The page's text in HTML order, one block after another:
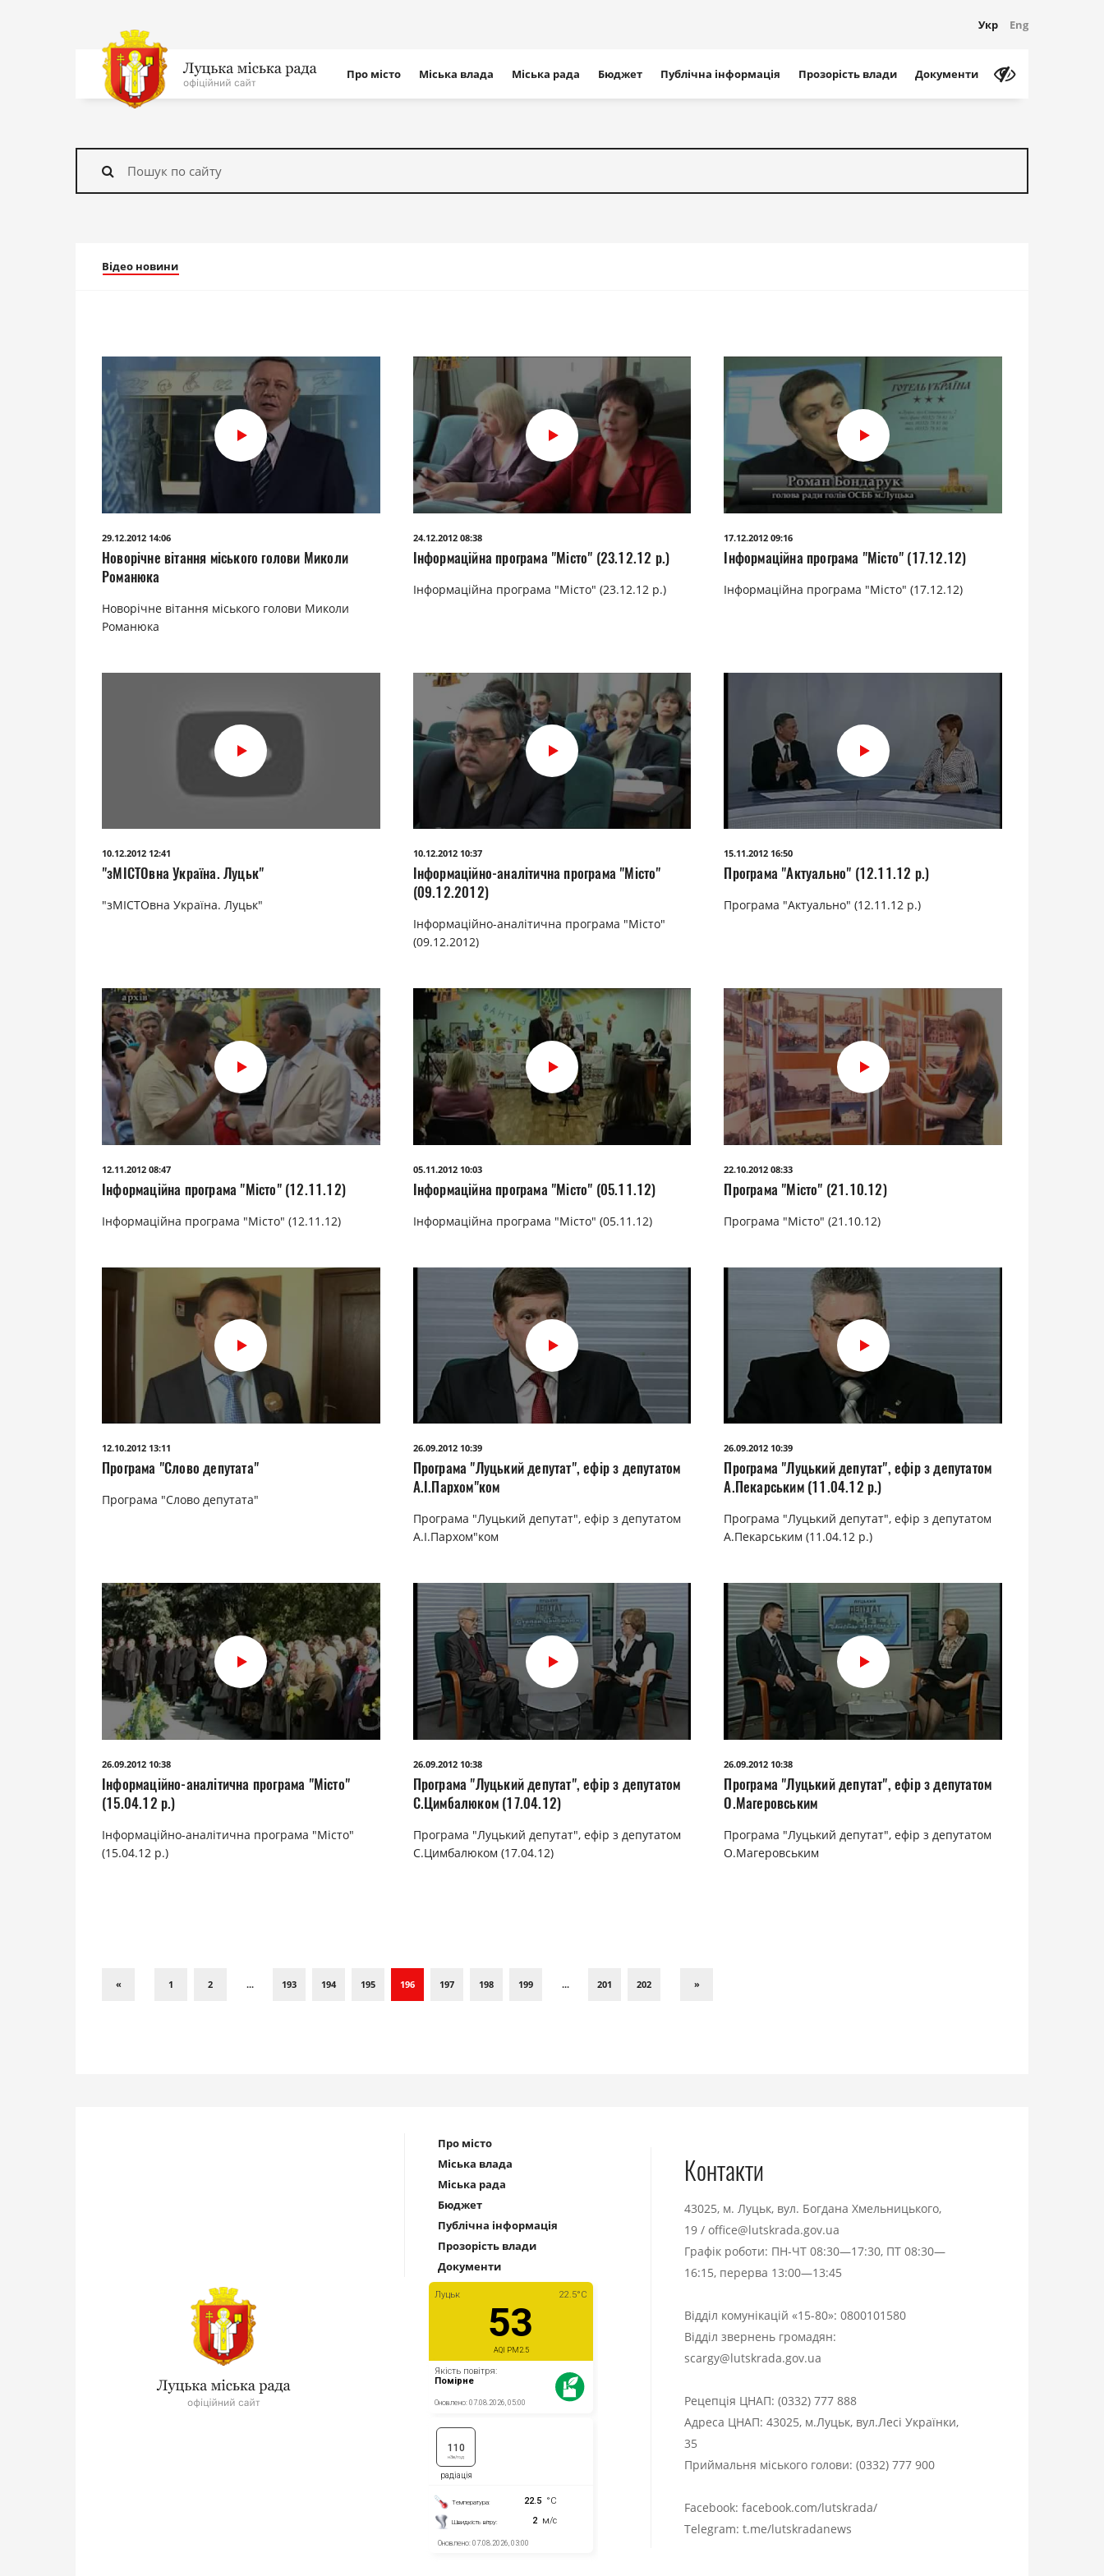
Укр Eng
На
головну
сайту
Про місто Міська влада Міська рада Бюджет Публічна інформація Прозорість влади Документи
Знайти
Відео новини
29.12.2012 14:06
Новорічне вітання міського голови Миколи
Романюка
Новорічне вітання міського голови Миколи
Романюка
24.12.2012 08:38
Інформаційна програма "Місто" (23.12.12 р.)
Інформаційна програма "Місто" (23.12.12 р.)
17.12.2012 09:16
Інформаційна програма "Місто" (17.12.12)
Інформаційна програма "Місто" (17.12.12)
10.12.2012 12:41
"зМІСТОвна Україна. Луцьк"
"зМІСТОвна Україна. Луцьк"
10.12.2012 10:37
Інформаційно-аналітична програма "Місто"
(09.12.2012)
Інформаційно-аналітична програма "Місто"
(09.12.2012)
15.11.2012 16:50
Програма "Актуально" (12.11.12 р.)
Програма "Актуально" (12.11.12 р.)
12.11.2012 08:47
Інформаційна програма "Місто" (12.11.12)
Інформаційна програма "Місто" (12.11.12)
05.11.2012 10:03
Інформаційна програма "Місто" (05.11.12)
Інформаційна програма "Місто" (05.11.12)
22.10.2012 08:33
Програма "Місто" (21.10.12)
Програма "Місто" (21.10.12)
12.10.2012 13:11
Програма "Слово депутата"
Програма "Слово депутата"
26.09.2012 10:39
Програма "Луцький депутат", ефір з депутатом
А.І.Пархом"ком
Програма "Луцький депутат", ефір з депутатом
А.І.Пархом"ком
26.09.2012 10:39
Програма "Луцький депутат", ефір з депутатом
А.Пекарським (11.04.12 р.)
Програма "Луцький депутат", ефір з депутатом
А.Пекарським (11.04.12 р.)
26.09.2012 10:38
Інформаційно-аналітична програма "Місто"
(15.04.12 р.)
Інформаційно-аналітична програма "Місто"
(15.04.12 р.)
26.09.2012 10:38
Програма "Луцький депутат", ефір з депутатом
С.Цимбалюком (17.04.12)
Програма "Луцький депутат", ефір з депутатом
С.Цимбалюком (17.04.12)
26.09.2012 10:38
Програма "Луцький депутат", ефір з депутатом
О.Магеровським
Програма "Луцький депутат", ефір з депутатом
О.Магеровським
« 1 2 ... 193 194 195 196 197 198 199 ... 201 202 »
Про місто
Міська влада
Міська рада
Бюджет
Публічна інформація
Прозорість влади
Документи
Контакти
43025, м. Луцьк, вул. Богдана Хмельницького,
19 / office@lutskrada.gov.ua
Графік роботи: ПН-ЧТ 08:30—17:30, ПТ 08:30—
16:15, перерва 13:00—13:45
Відділ комунікацій «15-80»: 0800101580
Відділ звернень громадян:
scargy@lutskrada.gov.ua
Рецепція ЦНАП: (0332) 777 888
Адреса ЦНАП: 43025, м.Луцьк, вул.Лесі Українки,
35
Приймальня міського голови: (0332) 777 900
Facebook: facebook.com/lutskrada/
Telegram: t.me/lutskradanews